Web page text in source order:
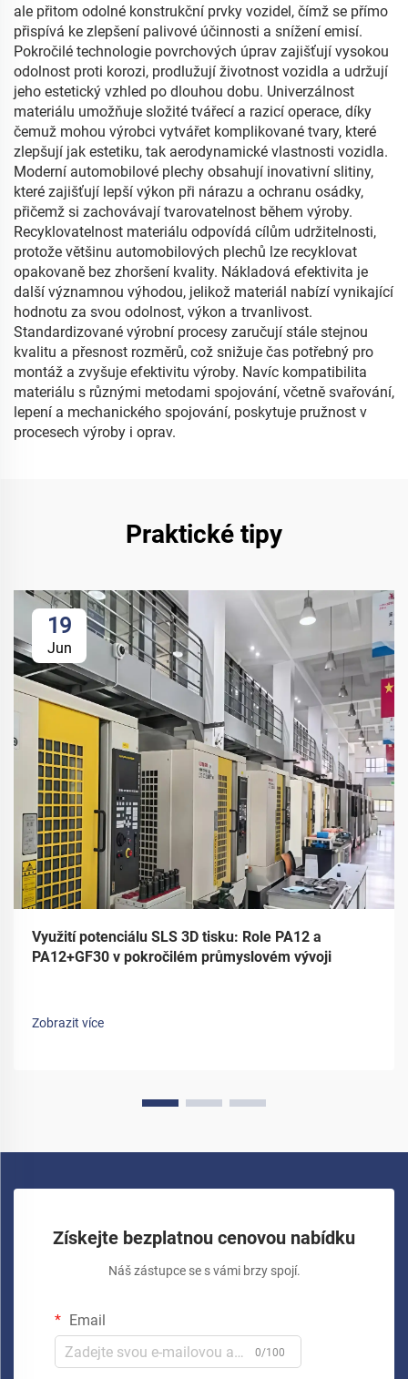
ale přitom odolné konstrukční prvky vozidel, čímž se přímo
přispívá ke zlepšení palivové účinnosti a snížení emisí.
Pokročilé technologie povrchových úprav zajišťují vysokou
odolnost proti korozi, prodlužují životnost vozidla a udržují
jeho estetický vzhled po dlouhou dobu. Univerzálnost
materiálu umožňuje složité tvářecí a razicí operace, díky
čemuž mohou výrobci vytvářet komplikované tvary, které
zlepšují jak estetiku, tak aerodynamické vlastnosti vozidla.
Moderní automobilové plechy obsahují inovativní slitiny,
které zajišťují lepší výkon při nárazu a ochranu osádky,
přičemž si zachovávají tvarovatelnost během výroby.
Recyklovatelnost materiálu odpovídá cílům udržitelnosti,
protože většinu automobilových plechů lze recyklovat
opakovaně bez zhoršení kvality. Nákladová efektivita je
další významnou výhodou, jelikož materiál nabízí vynikající
hodnotu za svou odolnost, výkon a trvanlivost.
Standardizované výrobní procesy zaručují stále stejnou
kvalitu a přesnost rozměrů, což snižuje čas potřebný pro
montáž a zvyšuje efektivitu výroby. Navíc kompatibilita
materiálu s různými metodami spojování, včetně svařování,
lepení a mechanického spojování, poskytuje pružnost v
procesech výroby i oprav.
Praktické tipy
19
Jun
Využití potenciálu SLS 3D tisku: Role PA12 a
PA12+GF30 v pokročilém průmyslovém vývoji
Zobrazit více
Získejte bezplatnou cenovou nabídku
Náš zástupce se s vámi brzy spojí.
Email
0/100